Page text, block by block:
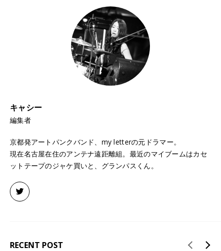
キャシー
編集者
京都発アートパンクバンド、my letterの元ドラマー。
現在名古屋在住のアンテナ遠距離組。最近のマイブームはカセ
ットテープのジャケ買いと、グランパスくん。
RECENT POST